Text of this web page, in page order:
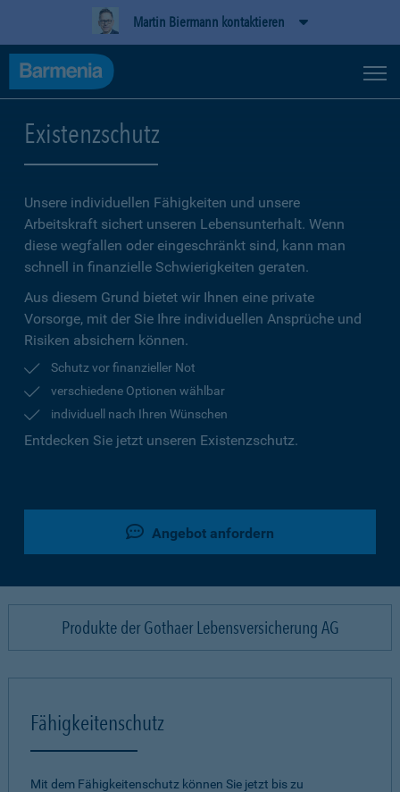
Martin Biermann kontaktieren
Existenzschutz
Unsere individuellen Fähigkeiten und unsere
Arbeitskraft sichert unseren Lebensunterhalt. Wenn
diese wegfallen oder eingeschränkt sind, kann man
schnell in finanzielle Schwierigkeiten geraten.
Aus diesem Grund bietet wir Ihnen eine private
Vorsorge, mit der Sie Ihre individuellen Ansprüche und
Risiken absichern können.
Schutz vor finanzieller Not
verschiedene Optionen wählbar
individuell nach Ihren Wünschen
Entdecken Sie jetzt unseren Existenzschutz.
Angebot anfordern
Produkte der Gothaer Lebensversicherung AG
Fähigkeitenschutz
Mit dem Fähigkeitenschutz können Sie jetzt bis zu